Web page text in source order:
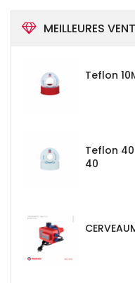
MEILLEURES
Teflon
Teflon
40